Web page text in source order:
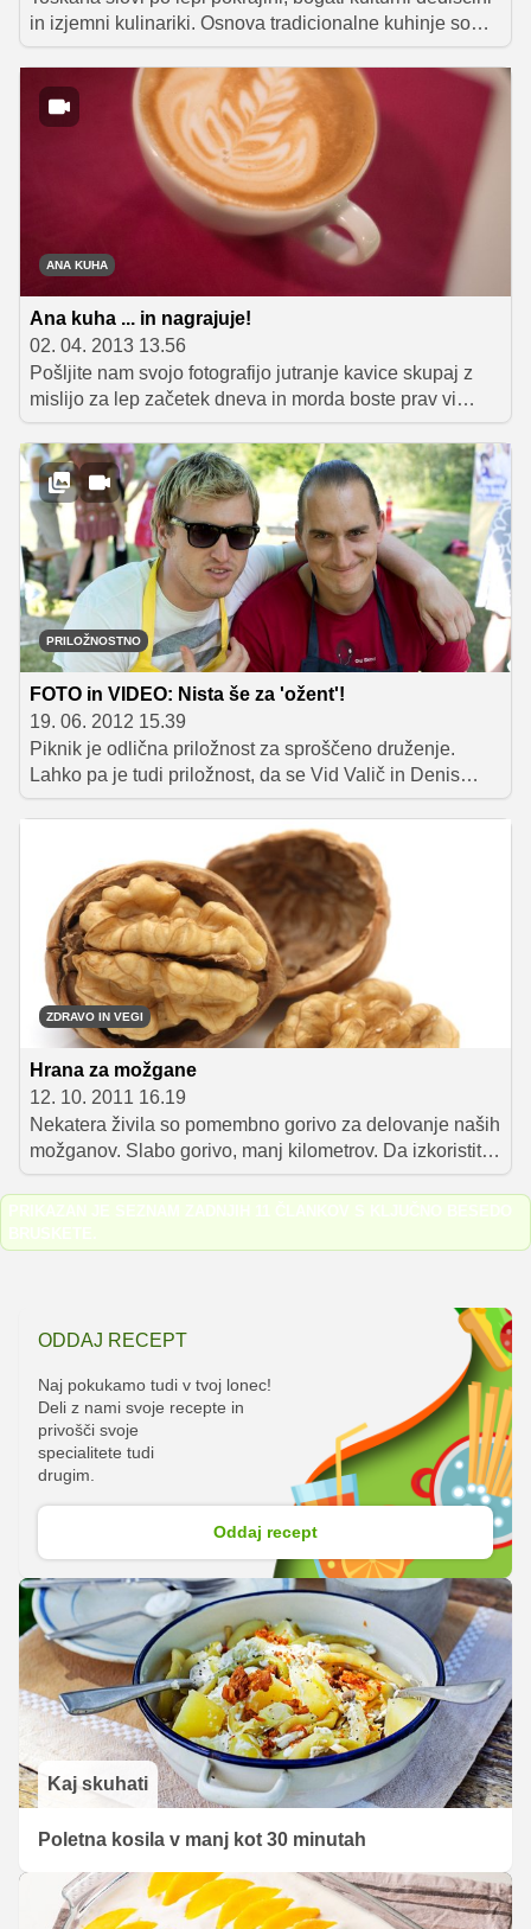
in izjemni kulinariki. Osnova tradicionalne kuhinje so
kakovostne in sveže sestavine, ki jih prebivalci
mojstrsko kombinirajo v preprostih in raznolikih, a že na
prvi pogled zelo okusnih jedeh. Ponujamo vam dva
odlična recepta, s katerima boste v svoj dom v hipu
vnesli nekaj značilnega toskanskega pridiha.
ANA KUHA
Ana kuha ... in nagrajuje!
02. 04. 2013 13.56
Pošljite nam svojo fotografijo jutranje kavice skupaj z
mislijo za lep začetek dneva in morda boste prav vi
prejeli dišečo nagrado!
PRILOŽNOSTNO
FOTO in VIDEO: Nista še za 'ožent'!
19. 06. 2012 15.39
Piknik je odlična priložnost za sproščeno druženje.
Lahko pa je tudi priložnost, da se Vid Valič in Denis
Avdić med seboj pomerita v pripravi lahkih, okusnih in
zanimivih jedi. Vas zanima, kdo je zmagal?
ZDRAVO IN VEGI
Hrana za možgane
12. 10. 2011 16.19
Nekatera živila so pomembno gorivo za delovanje naših
možganov. Slabo gorivo, manj kilometrov. Da izkoristite
dan popolnoma zbrani, svetujemo, da upoštevate naše
nasvete.
PRIKAZAN JE SEZNAM ZADNJIH 11 ČLANKOV S KLJUČNO BESEDO
BRUSKETE.
ODDAJ RECEPT
Naj pokukamo tudi v tvoj lonec!
Deli z nami svoje recepte in
privošči svoje
specialitete tudi
drugim.
Oddaj recept
Kaj skuhati
Poletna kosila v manj kot 30 minutah